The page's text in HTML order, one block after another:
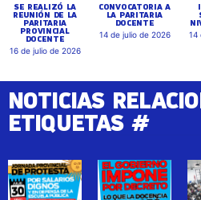
SE REALIZÓ LA
REUNIÓN DE LA
PARITARIA
PROVINCIAL
DOCENTE
16 de julio de 2026
CONVOCATORIA A
LA PARITARIA
DOCENTE
14 de julio de 2026 14
NOTICIAS
ETIQUETAS #